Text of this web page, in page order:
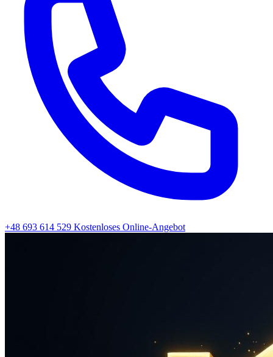
+48 693 614 529 Kostenloses Online-Angebot